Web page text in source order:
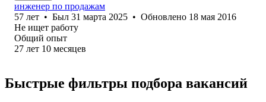
инженер по продажам
57 лет • Был 31 марта 2025 • Обновлено 18 мая 2016
Не ищет работу
Общий опыт
27 лет 10 месяцев
Быстрые фильтры подбора вакансий